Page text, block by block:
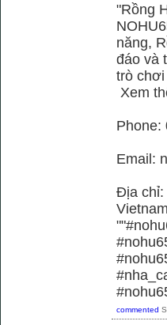
"Rồng
năng,
đáo và
trò chơi
Xem
Phone:
Email:
Địa chỉ:
Vietnam
commented